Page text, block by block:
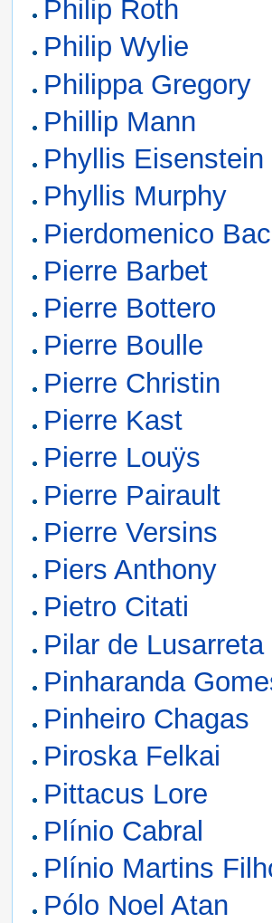
Philip Roth
Philip Wylie
Philippa Gregory
Phillip Mann
Phyllis Eisenstein
Phyllis Murphy
Pierdomenico
Pierre Barbet
Pierre Bottero
Pierre Boulle
Pierre Christin
Pierre Kast
Pierre Louÿs
Pierre Pairault
Pierre Versins
Piers Anthony
Pietro Citati
Pilar de Lusarreta
Pinharanda
Pinheiro Chagas
Piroska Felkai
Pittacus Lore
Plínio Cabral
Plínio Martins
Pólo Noel Atan